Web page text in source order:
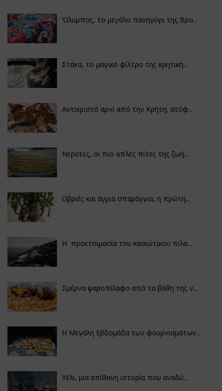
Όλυμπος, το μεγάλο πανηγύρι της Βρο...
Στάκα, το μαγικό φίλτρο της κρητική...
Αντικριστό αρνί από την Κρήτη, ατόφ...
Νεράτες, οι πιο απλές πίτες της ζωή...
Οβριές και άγρια σπαράγγια, η πρώτη...
Η προετοιμασία του κασιώτικου πιλα...
Σμέρνα ψαροπίλαφο από τα βάθη της ν...
Η Μεγάλη Εβδομάδα των φουρνισμάτων...
Χέλι, μια απίθανη ιστορία που αναδύ...